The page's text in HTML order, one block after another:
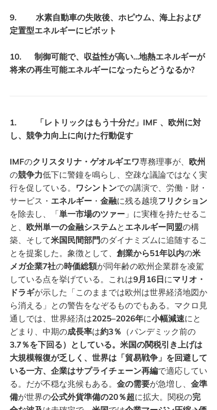
9. 水素自動車の失敗後、ホピウム、海上および
定置型エネルギーにピボット
10. 制御可能で、収益性が高い...地熱エネルギーが
将来の再生可能エネルギーになったらどうなるか?
1. 「レトリックはもう十分だ」IMF 、欧州に対
し、競争力向上に向けた行動促す
IMFのクリスタリナ・ゲオルギエワ専務理事が、 欧州
の競争力低下に警鐘を鳴らし、空疎な議論ではなく実
行を促している。 ワシントンでの講演で、労働・財・
サービス・ エネルギー ・ 金融に残る越境フリクション
を除去し、「単一市場のツァー 」に実権を持たせるこ
と、 欧州単一の金融システムとエネルギー同盟の構
築、そして米国民間部門のダイナミズムに追随するこ
とを提案した。象徴として、 創業から51年以内の米
メガ企業7社の時価総額が同年齢の欧州企業群を凌駕
している点を挙げている。これは9月16日にマリオ・
ドラギが示した「このままでは欧州は世界経済地図か
ら消える」との警告をなぞるものでもある。マクロ見
通しでは、世界経済は2025–2026年に小幅減速にと
どまり、中期の成長率は約3％ （パンデミック前の
3.7％を下回る）としている。米国の関税引き上げは
大規模報復が乏しく、世界は「貿易戦争」を回避して
いる一方、企業はサプライチェーン再編で適応してい
る。だが不穏な兆候もある。 金の需要が急増し、 金準
備が世界の公式外貨準備の20％超に拡大。関税の完